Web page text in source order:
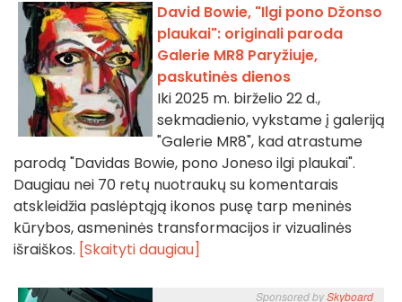
David Bowie, "Ilgi pono Džonso
plaukai": originali paroda
Galerie MR8 Paryžiuje,
paskutinės dienos
Iki 2025 m. birželio 22 d.,
sekmadienio, vykstame į galeriją
"Galerie MR8", kad atrastume
parodą "Davidas Bowie, pono Joneso ilgi plaukai".
Daugiau nei 70 retų nuotraukų su komentarais
atskleidžia paslėptąją ikonos pusę tarp meninės
kūrybos, asmeninės transformacijos ir vizualinės
išraiškos. [Skaityti daugiau]